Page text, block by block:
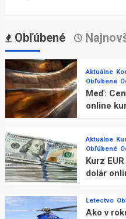
Obľúbené
Aktuálne
Obľúbené
Meď:
online
Aktuálne
Obľúbené
Kurz
dolár
Letectvo
Ako v